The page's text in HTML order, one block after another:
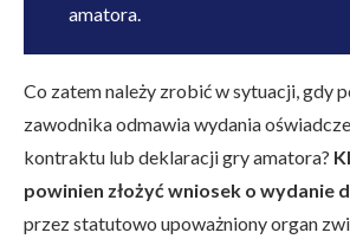
amatora.
Co zatem należy zrobić w sytuacji, gdy
zawodnika odmawia wydania
kontraktu lub deklaracji gry amatora?
powinien złożyć wniosek o wydanie
przez statutowo upoważniony organ